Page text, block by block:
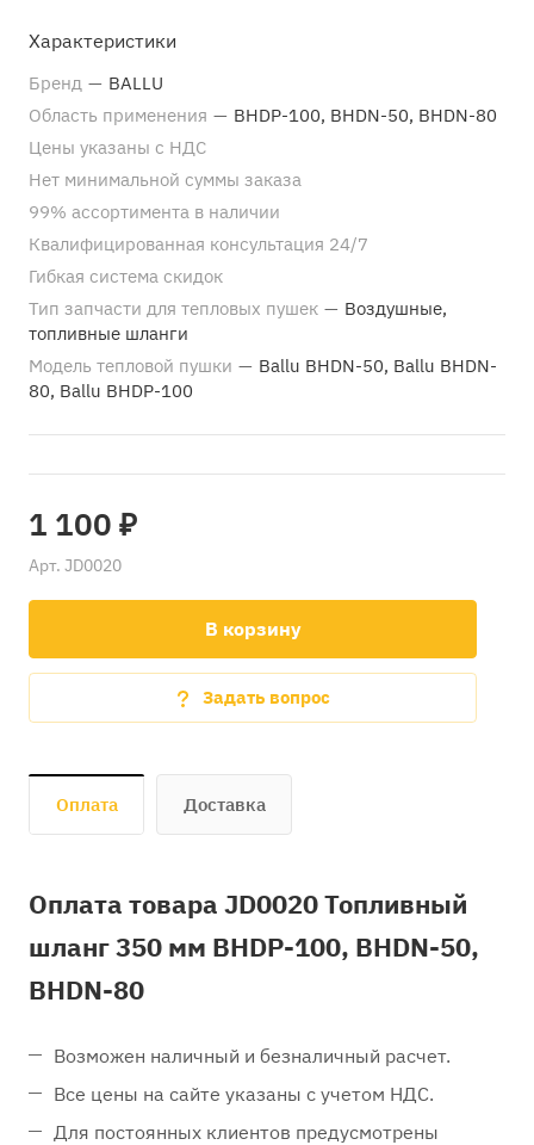
Характеристики
Бренд — BALLU
Область применения — BHDP-100, BHDN-50, BHDN-80
Цены указаны с НДС
Нет минимальной суммы заказа
99% ассортимента в наличии
Квалифицированная консультация 24/7
Гибкая система скидок
Тип запчасти для тепловых пушек — Воздушные,
топливные шланги
Модель тепловой пушки — Ballu BHDN-50, Ballu BHDN-
80, Ballu BHDP-100
1 100 ₽
Арт. JD0020
В корзину
Задать вопрос
Оплата Доставка
Оплата товара JD0020 Топливный
шланг 350 мм BHDP-100, BHDN-50,
BHDN-80
Возможен наличный и безналичный расчет.
Все цены на сайте указаны с учетом НДС.
Для постоянных клиентов предусмотрены